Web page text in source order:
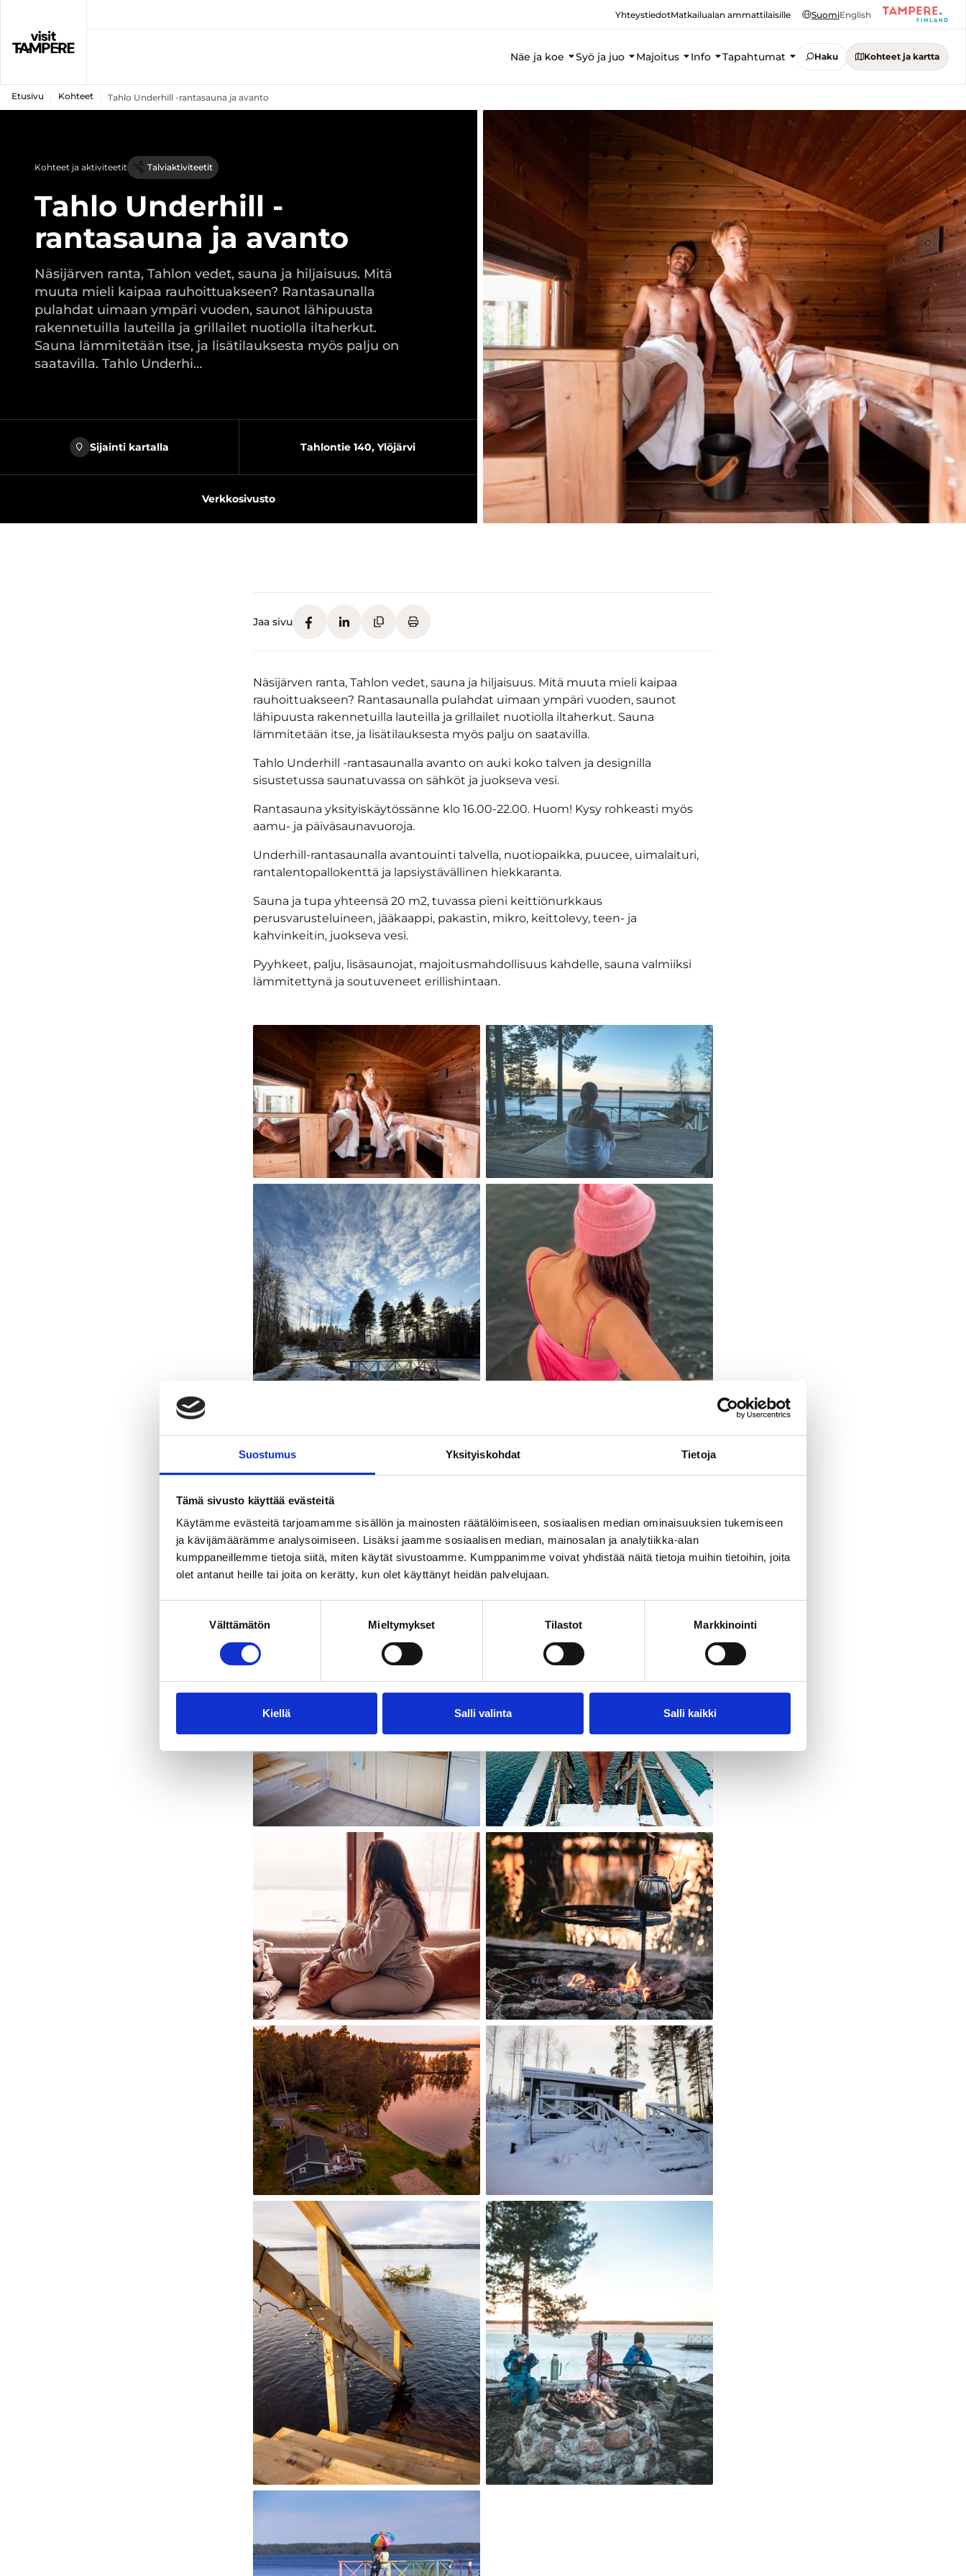
Suostumus Yksityiskohdat Tietoja
Tämä sivusto käyttää evästeitä
Käytämme evästeitä tarjoamamme sisällön ja mainosten räätälöimiseen, sosiaalisen median ominaisuuksien tukemiseen
ja kävijämäärämme analysoimiseen. Lisäksi jaamme sosiaalisen median, mainosalan ja analytiikka-alan
kumppaneillemme tietoja siitä, miten käytät sivustoamme. Kumppanimme voivat yhdistää näitä tietoja muihin tietoihin, joita
olet antanut heille tai joita on kerätty, kun olet käyttänyt heidän palvelujaan.
Välttämätön Mieltymykset Tilastot Markkinointi
Kiellä Salli valinta Salli kaikki
YhteystiedotMatkailualan ammattilaisille SuomiEnglish
Näe ja koe Syö ja juo Majoitus Info Tapahtumat Haku Kohteet ja kartta
Etusivu Kohteet Tahlo Underhill -rantasauna ja avanto
Kohteet ja aktiviteetit Talviaktiviteetit
Tahlo Underhill -
rantasauna ja avanto
Näsijärven ranta, Tahlon vedet, sauna ja hiljaisuus. Mitä
muuta mieli kaipaa rauhoittuakseen? Rantasaunalla
pulahdat uimaan ympäri vuoden, saunot lähipuusta
rakennetuilla lauteilla ja grillailet nuotiolla iltaherkut.
Sauna lämmitetään itse, ja lisätilauksesta myös palju on
saatavilla. Tahlo Underhi…
Sijainti kartalla Tahlontie 140, Ylöjärvi
Verkkosivusto
Jaa sivu
Näsijärven ranta, Tahlon vedet, sauna ja hiljaisuus. Mitä muuta mieli kaipaa
rauhoittuakseen? Rantasaunalla pulahdat uimaan ympäri vuoden, saunot
lähipuusta rakennetuilla lauteilla ja grillailet nuotiolla iltaherkut. Sauna
lämmitetään itse, ja lisätilauksesta myös palju on saatavilla.
Tahlo Underhill -rantasaunalla avanto on auki koko talven ja designilla
sisustetussa saunatuvassa on sähköt ja juokseva vesi.
Rantasauna yksityiskäytössänne klo 16.00-22.00. Huom! Kysy rohkeasti myös
aamu- ja päiväsaunavuoroja.
Underhill-rantasaunalla avantouinti talvella, nuotiopaikka, puucee, uimalaituri,
rantalentopallokenttä ja lapsiystävällinen hiekkaranta.
Sauna ja tupa yhteensä 20 m2, tuvassa pieni keittiönurkkaus
perusvarusteluineen, jääkaappi, pakastin, mikro, keittolevy, teen- ja
kahvinkeitin, juokseva vesi.
Pyyhkeet, palju, lisäsaunojat, majoitusmahdollisuus kahdelle, sauna valmiiksi
lämmitettynä ja soutuveneet erillishintaan.